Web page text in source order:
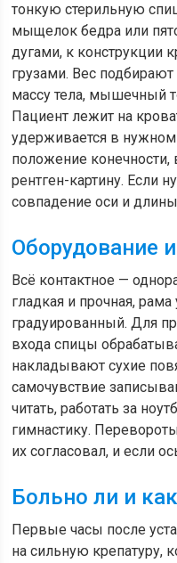
тонкую стерильную
мыщелок бедра или
дугами, к конструкции
грузами. Вес
массу тела, мышечный
Пациент лежит на
удерживается в нужном
положение
рентген-картину. Если
совпадение оси и
Оборудование
Всё контактное —
гладкая и прочная, рама
градуированный. Для
входа спицы
накладывают сухие
самочувствие
читать, работать за
гимнастику.
их согласовал, и если
Больно ли и
Первые часы после
на сильную крепатуру,